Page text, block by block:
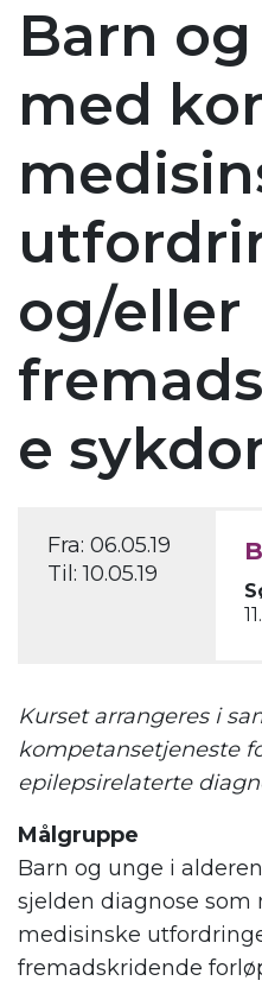
Barn
med
og/eller
e
Fra: 06.05.19
Til:10.05.19
Kurset arrangeres i
kompetansetjeneste
epilepsirelaterte
Målgruppe
Barn og unge i
sjelden diagnose
medisinske
fremadskridende